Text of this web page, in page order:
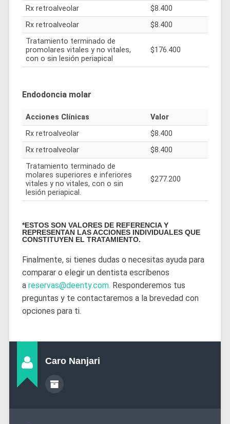
Rx retroalveolar
$8.400
Rx retroalveolar
$8.400
Tratamiento terminado de
promolares vitales y no vitales,
con o sin lesión periapical
$176.400
Endodoncia molar
Acciones Clínicas
Valor
Rx retroalveolar
$8.400
Rx retroalveolar
$8.400
Tratamiento terminado de
molares superiores e inferiores
vitales y no vitales, con o sin
lesión periapical.
$277.200
*ESTOS SON VALORES DE REFERENCIA Y
REPRESENTAN LAS ACCIONES INDIVIDUALES QUE
CONSTITUYEN EL TRATAMIENTO.
Finalmente, si tienes dudas o necesitas ayuda para
comparar o elegir un dentista escríbenos
a reservas@deenty.com. Responderemos tus
preguntas y te contactaremos a la brevedad con
opciones para ti.
Caro Nanjari